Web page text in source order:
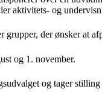
aktivitets- og
grupper, der ønsker at
og 1. november.
og tager